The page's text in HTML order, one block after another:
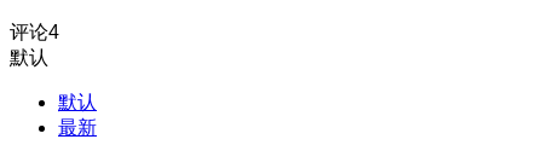
评论4
默认
默认
最新